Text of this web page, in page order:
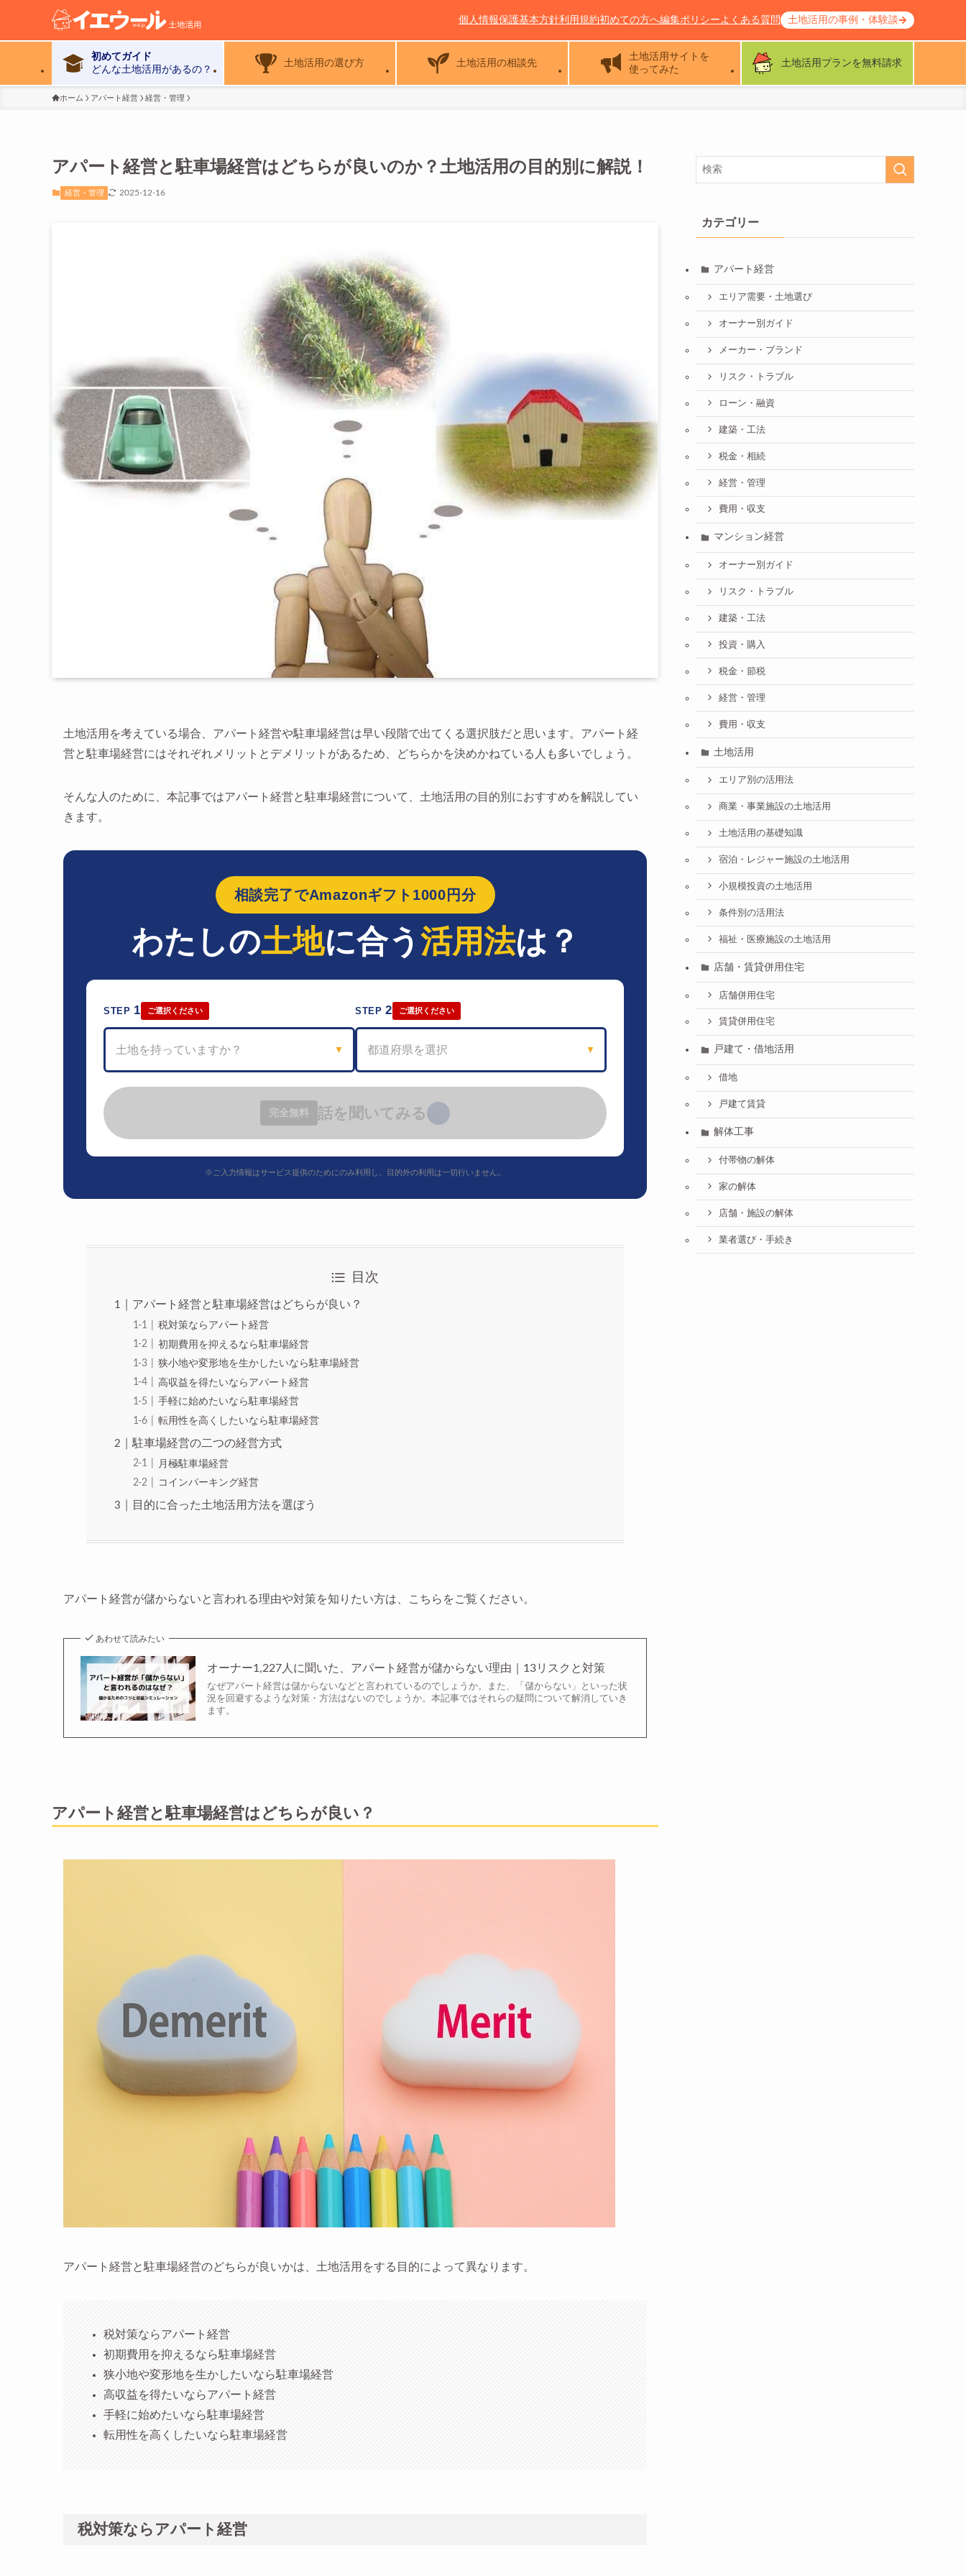
初めてガイド
どんな土地活用があるの？
土地活用の選び方 土地活用の相談先
土地活用サイトを
使ってみた
土地活用プランを無料請求
個人情報保護基本方針利用規約初めての方へ編集ポリシーよくある質問 土地活用の事例・体験談
ホーム アパート経営 経営・管理
アパート経営と駐車場経営はどちらが良いのか？土地活用の目的別に解説！
経営・管理 2025-12-16
土地活用を考えている場合、アパート経営や駐車場経営は早い段階で出てくる選択肢だと思います。アパート経
営と駐車場経営にはそれぞれメリットとデメリットがあるため、どちらかを決めかねている人も多いでしょう。
そんな人のために、本記事ではアパート経営と駐車場経営について、土地活用の目的別におすすめを解説してい
きます。
相談完了でAmazonギフト1000円分
わたしの土地に合う 活用法は？
STEP 1 ご選択ください
土地を持っていますか？ ▼
STEP2 ご選択ください
都道府県を選択 ▼
完全無料 話を聞いてみる
※ご入力情報はサービス提供のためにのみ利用し、目的外の利用は一切行いません。
目次
アパート経営と駐車場経営はどちらが良い？
税対策ならアパート経営
初期費用を抑えるなら駐車場経営
狭小地や変形地を生かしたいなら駐車場経営
高収益を得たいならアパート経営
手軽に始めたいなら駐車場経営
転用性を高くしたいなら駐車場経営
駐車場経営の二つの経営方式
月極駐車場経営
コインパーキング経営
目的に合った土地活用方法を選ぼう
アパート経営が儲からないと言われる理由や対策を知りたい方は、こちらをご覧ください。
あわせて読みたい
オーナー1,227人に聞いた、アパート経営が儲からない理由｜13リスクと対策
なぜアパート経営は儲からないなどと言われているのでしょうか。また、「儲からない」といった状
況を回避するような対策・方法はないのでしょうか。本記事ではそれらの疑問について解消していき
ます。
アパート経営と駐車場経営はどちらが良い？
アパート経営と駐車場経営のどちらが良いかは、土地活用をする目的によって異なります。
税対策ならアパート経営
初期費用を抑えるなら駐車場経営
狭小地や変形地を生かしたいなら駐車場経営
高収益を得たいならアパート経営
手軽に始めたいなら駐車場経営
転用性を高くしたいなら駐車場経営
税対策ならアパート経営
カテゴリー
アパート経営
エリア需要・土地選び
オーナー別ガイド
メーカー・ブランド
リスク・トラブル
ローン・融資
建築・工法
税金・相続
経営・管理
費用・収支
マンション経営
オーナー別ガイド
リスク・トラブル
建築・工法
投資・購入
税金・節税
経営・管理
費用・収支
土地活用
エリア別の活用法
商業・事業施設の土地活用
土地活用の基礎知識
宿泊・レジャー施設の土地活用
小規模投資の土地活用
条件別の活用法
福祉・医療施設の土地活用
店舗・賃貸併用住宅
店舗併用住宅
賃貸併用住宅
戸建て・借地活用
借地
戸建て賃貸
解体工事
付帯物の解体
家の解体
店舗・施設の解体
業者選び・手続き